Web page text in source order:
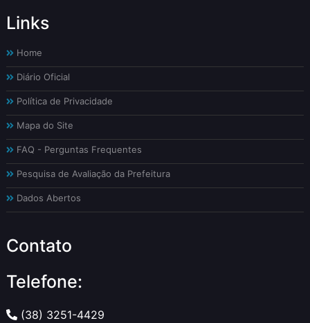
Links
Home
Diário Oficial
Política de Privacidade
Mapa do Site
FAQ - Perguntas Frequentes
Pesquisa de Avaliação da Prefeitura
Dados Abertos
Contato
Telefone:
(38) 3251-4429